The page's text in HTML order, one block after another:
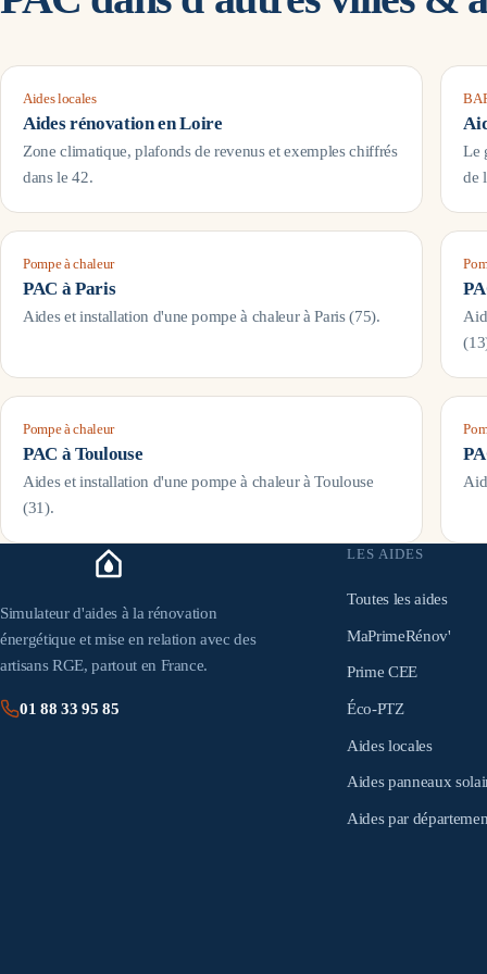
Aides locales
Aides rénovation enLoire
Zone climatique, plafonds de revenus et exemples chiffrés
dans le42.
Le
de
Pompe à chaleur
PAC àParis
Aides et installation d'une pompe à chaleur àParis(75).
(13
Pompe à chaleur
PAC àToulouse
Aides et installation d'une pompe à chaleur àToulouse
(31).
Simulateur d'aides à la rénovation
énergétique et mise en relation avec des
artisans RGE, partout en France.
01 88 33 95 85
LES AIDES
Toutes les aides
MaPrimeRénov'
Prime CEE
Éco-PTZ
Aides locales
Aides panneaux
Aides par